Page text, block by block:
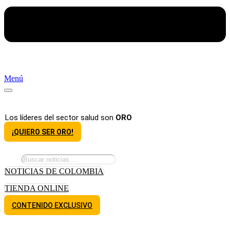
Menú
Los líderes del sector salud son ORO
¡QUIERO SER ORO!
NOTICIAS DE COLOMBIA
TIENDA ONLINE
CONTENIDO EXCLUSIVO